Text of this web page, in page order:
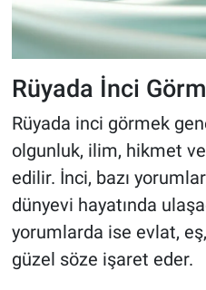
Rüyada İnci
Rüyada inci görmek
olgunluk, ilim, hikmet
edilir. İnci, bazı
dünyevi hayatında
yorumlarda ise evlat,
güzel söze işaret eder.